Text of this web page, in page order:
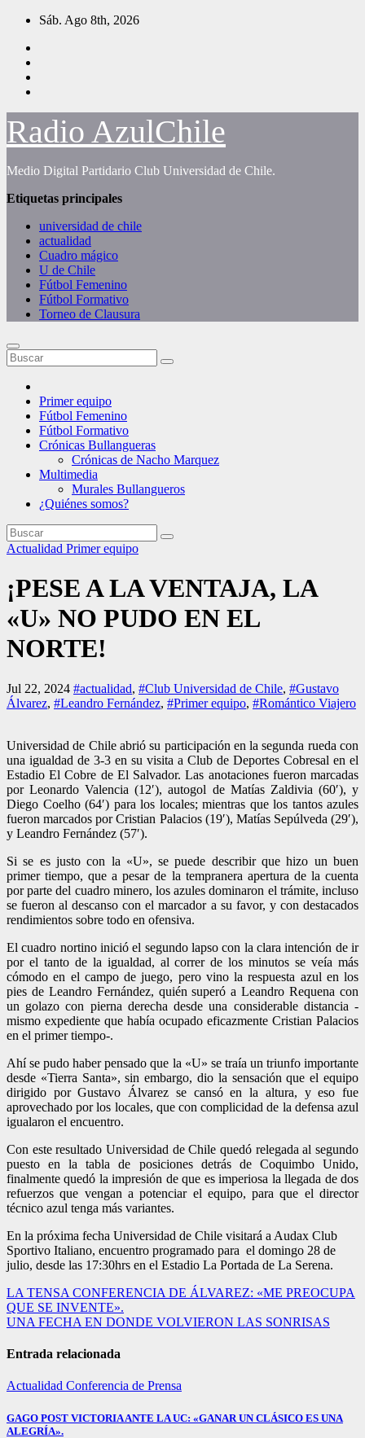
Saltar
contenido
Sáb. Ago 8th, 2026
Radio AzulChile
Medio Digital Partidario Club Universidad de Chile.
Etiquetas principales
universidad de chile
actualidad
Cuadro mágico
U de Chile
Fútbol Femenino
Fútbol Formativo
Torneo de Clausura
Primer equipo
Fútbol Femenino
Fútbol Formativo
Crónicas Bullangueras
Crónicas de Nacho Marquez
Multimedia
Murales Bullangueros
¿Quiénes somos?
Actualidad Primer equipo
¡PESE A LA VENTAJA, LA
«U» NO PUDO EN EL
NORTE!
Jul 22, 2024 #actualidad, #Club Universidad de Chile, #Gustavo
Álvarez, #Leandro Fernández, #Primer equipo, #Romántico Viajero
Universidad de Chile abrió su participación en la segunda rueda con
una igualdad de 3-3 en su visita a Club de Deportes Cobresal en el
Estadio El Cobre de El Salvador. Las anotaciones fueron marcadas
por Leonardo Valencia (12′), autogol de Matías Zaldivia (60′), y
Diego Coelho (64′) para los locales; mientras que los tantos azules
fueron marcados por Cristian Palacios (19′), Matías Sepúlveda (29′),
y Leandro Fernández (57′).
Si se es justo con la «U», se puede describir que hizo un buen
primer tiempo, que a pesar de la tempranera apertura de la cuenta
por parte del cuadro minero, los azules dominaron el trámite, incluso
se fueron al descanso con el marcador a su favor, y con destacados
rendimientos sobre todo en ofensiva.
El cuadro nortino inició el segundo lapso con la clara intención de ir
por el tanto de la igualdad, al correr de los minutos se veía más
cómodo en el campo de juego, pero vino la respuesta azul en los
pies de Leandro Fernández, quién superó a Leandro Requena con
un golazo con pierna derecha desde una considerable distancia -
mismo expediente que había ocupado eficazmente Cristian Palacios
en el primer tiempo-.
Ahí se pudo haber pensado que la «U» se traía un triunfo importante
desde «Tierra Santa», sin embargo, dio la sensación que el equipo
dirigido por Gustavo Álvarez se cansó en la altura, y eso fue
aprovechado por los locales, que con complicidad de la defensa azul
igualaron el encuentro.
Con este resultado Universidad de Chile quedó relegada al segundo
puesto en la tabla de posiciones detrás de Coquimbo Unido,
finalmente quedó la impresión de que es imperiosa la llegada de dos
refuerzos que vengan a potenciar el equipo, para que el director
técnico azul tenga más variantes.
En la próxima fecha Universidad de Chile visitará a Audax Club
Sportivo Italiano, encuentro programado para el domingo 28 de
julio, desde las 17:30hrs en el Estadio La Portada de La Serena.
Navegación
de
LA TENSA CONFERENCIA DE ÁLVAREZ: «ME PREOCUPA
QUE SE INVENTE».
UNA FECHA EN DONDE VOLVIERON LAS SONRISAS
Entrada relacionada
Actualidad Conferencia de Prensa
GAGO POST VICTORIA ANTE LA UC: «GANAR UN CLÁSICO ES UNA
ALEGRÍA».